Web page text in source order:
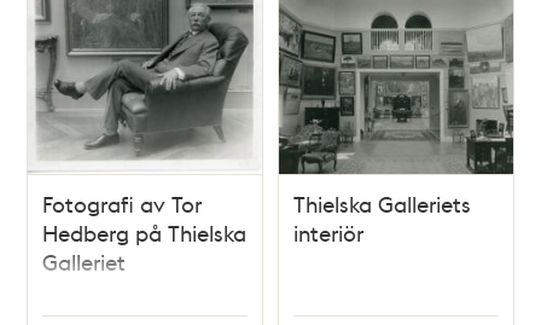
Fotografi av Tor
Hedberg på Thielska
Galleriet
Thielska Galleriets
interiör